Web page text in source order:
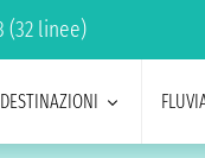
(32 linee)
DESTINAZIONI